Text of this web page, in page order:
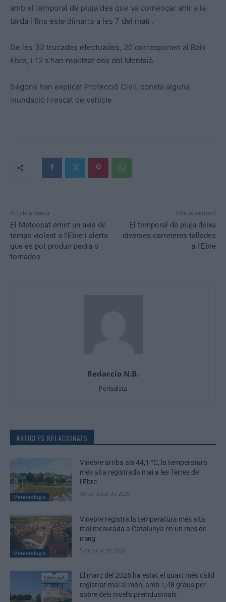
amb el temporal de pluja des que va començar ahir a la
tarda i fins este dimarts a les 7 del matí .
De les 32 trucades efectuades, 20 corresponen al Baix
Ebre, i 12 s’han realitzat des del Montsià.
Segons han explicat Protecció Civil, consta alguna
inundació i rescat de vehicle
Article anterior
El Meteocat emet un avís de
temps violent a l’Ebre i alerta
que es pot produir pedra o
tornados
Article següent
El temporal de pluja deixa
diverses carreteres tallades
a l’Ebre
Redaccio N.B.
Periodista
ARTICLES RELACIONATS
Meteorologia
Vinebre arriba als 44,1 °C, la temperatura
més alta registrada mai a les Terres de
l’Ebre
10 de juliol de 2026
Meteorologia
Vinebre registra la temperatura més alta
mai mesurada a Catalunya en un mes de
maig
5 de juny de 2026
El març del 2026 ha estat el quart més càlid
registrat mai al món, amb 1,48 graus per
sobre dels nivells preindustrials